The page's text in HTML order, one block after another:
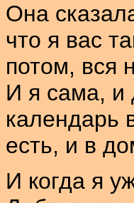
Она
что я вас
потом, вся
И я сама, и
календарь
есть, и в
И когда я